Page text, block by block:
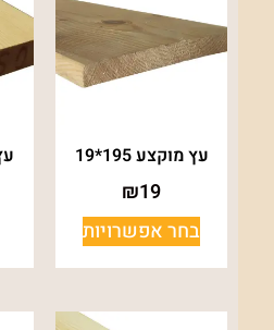
עץ מוקצע 195*19
₪19
בחר אפשרויות